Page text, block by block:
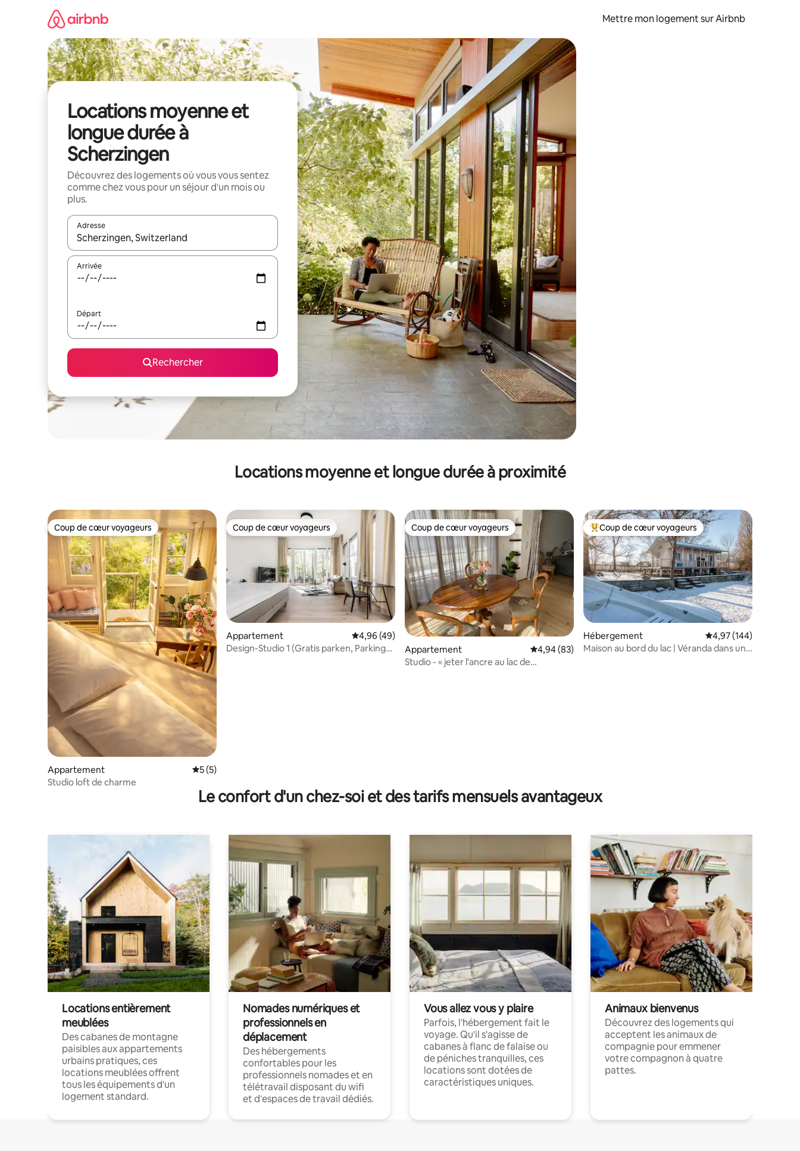
Mettre mon logement sur Airbnb
Locations moyenne et
longue durée à
Scherzingen
Découvrez des logements où vous vous sentez
comme chez vous pour un séjour d'un mois ou
plus.
Adresse
Lorsque les résultats s'affichent, utilisez les flèches vers le haut et vers le bas pour les parcourir ou en appuyant et en faisant glisser.
Arrivée
Départ
Rechercher
Locations moyenne et longue durée à proximité
Coup de cœur voyageurs
Coup de cœur voyageurs
Appartement Évaluation moyenne sur la base de 5 commentaires : 5 sur 5
5 (5)
Studio loft de charme
Coup de cœur voyageurs
Coup de cœur voyageurs
Appartement Évaluation moyenne sur la base de 49 commentaires : 4,96 sur 5
4,96 (49)
Design-Studio 1 (Gratis parken, Parking
Coup de cœur voyageurs
Coup de cœur voyageurs
Appartement Évaluation moyenne sur la base de 83 commentaires : 4,94 sur 5
4,94 (83)
Studio - « jeter l'ancre au lac de
Coups de cœur voyageurs les plus appréciés
Coup de cœur voyageurs
Hébergement Évaluation moyenne
4,97 (144)
Maison au bord du lac | Véranda dans un
Le confort d'un chez-soi et des tarifs mensuels avantageux
Locations entièrement
meublées
Des cabanes de montagne
paisibles aux appartements
urbains pratiques, ces
locations meublées offrent
tous les équipements d'un
logement standard.
Nomades numériques et
professionnels en
déplacement
Des hébergements
confortables pour les
professionnels nomades et en
télétravail disposant du wifi
et d'espaces de travail dédiés.
Vous allez vous y plaire
Parfois, l'hébergement fait le
voyage. Qu'il s'agisse de
cabanes à flanc de falaise ou
de péniches tranquilles, ces
locations sont dotées de
caractéristiques uniques.
Animaux bienvenus
Découvrez des logements qui
acceptent les animaux de
compagnie pour emmener
votre compagnon à quatre
pattes.